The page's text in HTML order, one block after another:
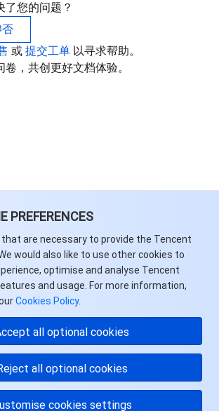
PREFERENCES
that are necessary to provide the Tencent
would also like to use other cookies to
optimise and analyse Tencent
and usage. For more information,
Cookies Policy.
all optional cookies
all optional cookies
cookies settings
了您的问题？
否
或 提交工单 以寻求帮助。
，共创更好文档体验。